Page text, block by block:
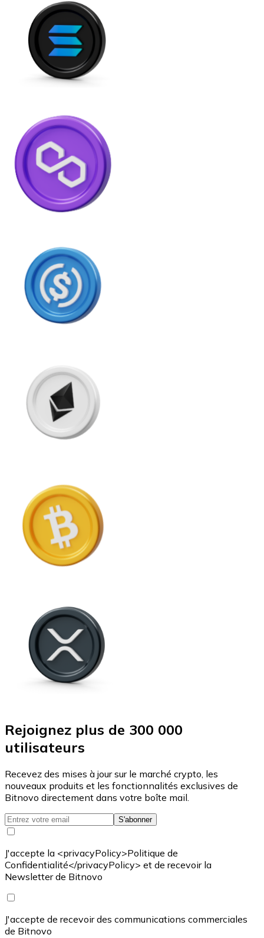
Rejoignez plus de 300 000
utilisateurs
Recevez des mises à jour sur le marché crypto, les
nouveaux produits et les fonctionnalités exclusives de
Bitnovo directement dans votre boîte mail.
S'abonner
J'accepte la <privacyPolicy>Politique de
Confidentialité</privacyPolicy> et de recevoir la
Newsletter de Bitnovo
J'accepte de recevoir des communications commerciales
de Bitnovo